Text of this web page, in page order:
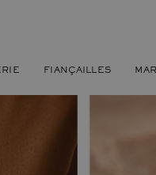
FIANÇAILLES